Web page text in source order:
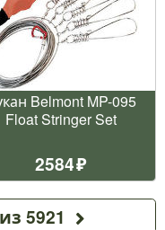
Belmont MP-095
Float Stringer Set
2584
5921